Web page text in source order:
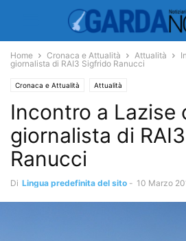
Home Cronaca e Attualità Attualità
giornalista di RAI3 Sigfrido Ranucci
Cronaca e Attualità Attualità
Incontro a Lazise
giornalista di
Ranucci
Di Lingua predefinita del sito - 10 Marzo